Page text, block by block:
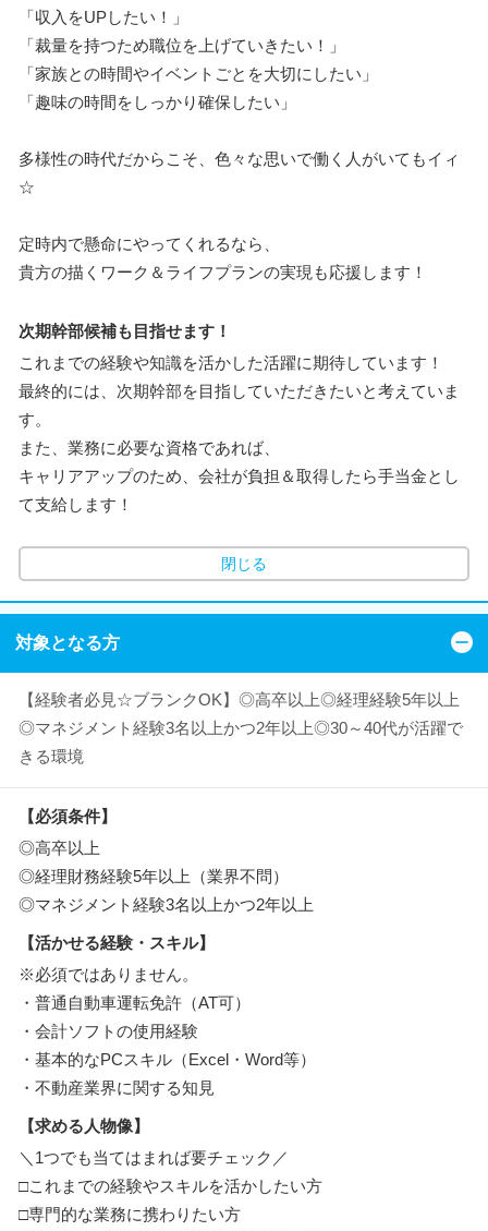
「収入をUPしたい！」
「裁量を持つため職位を上げていきたい！」
「家族との時間やイベントごとを大切にしたい」
「趣味の時間をしっかり確保したい」
多様性の時代だからこそ、色々な思いで働く人がいてもイィ
☆
定時内で懸命にやってくれるなら、
貴方の描くワーク＆ライフプランの実現も応援します！
次期幹部候補も目指せます！
これまでの経験や知識を活かした活躍に期待しています！
最終的には、次期幹部を目指していただきたいと考えていま
す。
また、業務に必要な資格であれば、
キャリアアップのため、会社が負担＆取得したら手当金とし
て支給します！
閉じる
対象となる方
【経験者必見☆ブランクOK】◎高卒以上◎経理経験5年以上
◎マネジメント経験3名以上かつ2年以上◎30～40代が活躍で
きる環境
【必須条件】
◎高卒以上
◎経理財務経験5年以上（業界不問）
◎マネジメント経験3名以上かつ2年以上
【活かせる経験・スキル】
※必須ではありません。
・普通自動車運転免許（AT可）
・会計ソフトの使用経験
・基本的なPCスキル（Excel・Word等）
・不動産業界に関する知見
【求める人物像】
＼1つでも当てはまれば要チェック／
□これまでの経験やスキルを活かしたい方
□専門的な業務に携わりたい方